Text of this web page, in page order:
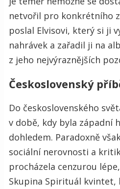
netvořil pro konkrétního
poslal Elvisovi, který si ji
nahrávek a zařadil ji na
z jeho nejvýraznějších
Československý
Do československého
v době, kdy byla západní
dohledem. Paradoxně
sociální nerovnosti a
procházela cenzurou
Skupina Spirituál kvintet,